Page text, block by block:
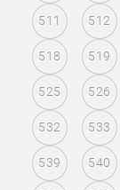
511 512
518 519
525 526
532 533
539 540